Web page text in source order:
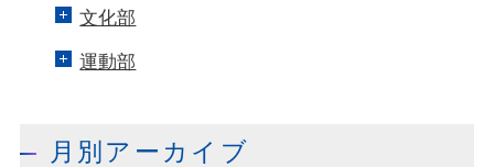
文化部
運動部
月別アーカイブ